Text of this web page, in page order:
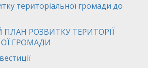
територіальної громади до
РОЗВИТКУ ТЕРИТОРІЇ
ГРОМАДИ